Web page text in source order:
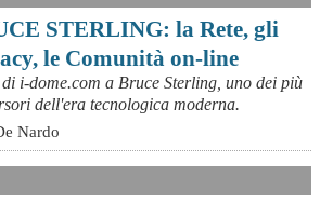
STERLING: la Rete, gli
le Comunità on-line
i-dome.com a Bruce Sterling, uno dei più
dell'era tecnologica moderna.
Nardo